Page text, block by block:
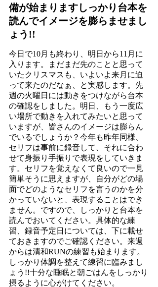
備が始まりますしっかり台本を
読んでイメージを膨らませまし
ょう!!
今日で10月も終わり、明日から11月に
入ります。まだまだ先のことと思って
いたクリスマスも、いよいよ来月に迫
って来たのだなぁ、と実感します。先
週の火曜日には動きをつけながら台本
の確認をしました。明日、もう一度広
い場所で動きを入れてみたいと思って
いますが、皆さんのイメージは膨らん
でいるでしょうか？今年も昨年同様、
セリフは事前に録音して、それに合わ
せて身振り手振りで表現をしていきま
す。セリフを覚えなくて良いので一見
簡単そうに思えますが、自分がどの場
面でどのようなセリフを言うのかを分
かっていないと、表現することはでき
ません。ですので、しっかりと台本を
読んでおいてください。具体的な練
習、録音予定日については、下に載せ
ておきますのでご確認ください。来週
からは清和RUNの練習も始まります。
しっかり体調を整えて練習に臨みまし
ょう!!十分な睡眠と朝ごはんをしっかり
摂るように心がけてください。